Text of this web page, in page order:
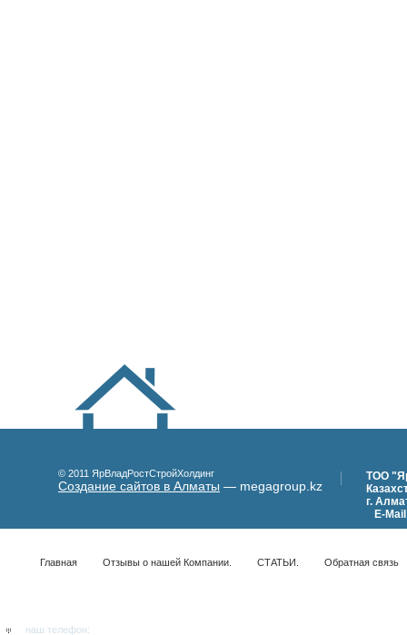
© 2011 ЯрВладРостСтройХолдинг
Создание сайтов в Алматы — megagroup.kz
ТОО
г.
E-Mail
наш телефон:
Главная Отзывы о нашей Компании. СТАТЬИ. Обратная связь